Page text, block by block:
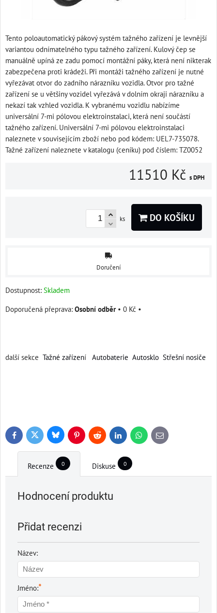
Tento poloautomatický pákový systém tažného zařízení je levnější
variantou odnímatelného typu tažného zařízení. Kulový čep se
manuálně upíná ze zadu pomocí montážní páky, která není nikterak
zabezpečena proti krádeži. Při montáži tažného zařízení je nutné
vyřezávat otvor do zadního nárazníku vozidla. Otvor pro tažné
zařízení se u většiny vozidel vyřezává v dolním okraji nárazníku a
nekazí tak vzhled vozidla. K vybranému vozidlu nabízíme
universální 7-mi pólovou elektroinstalaci, která není součástí
tažného zařízení. Universální 7-mi pólovou elektroinstalaci
naleznete v souvisejícím zboží nebo pod kódem: UEL7-735078.
Tažné zařízení naleznete v katalogu (ceníku) pod číslem: TZ0052
11510 Kč s DPH
ks DO KOŠÍKU
Doručení
Dostupnost: Skladem
Osobní odběr • 0 Kč •
další sekce Tažné zařízení Autobaterie Autosklo Střešní nosiče
FacebookTwitter BlueskyPinterestReddit LinkedInWhatsApp
E-
mail
Recenze 0 Diskuse 0
Hodnocení produktu
Přidat recenzi
Název:
Jméno:*